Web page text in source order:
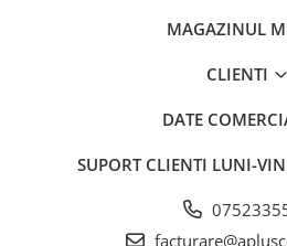
MAGAZINUL
CLIENTI
DATE
SUPORT CLIENTI LUNI-